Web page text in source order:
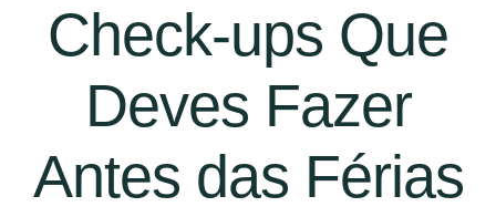
Check-ups Que
Deves Fazer
Antes das Férias